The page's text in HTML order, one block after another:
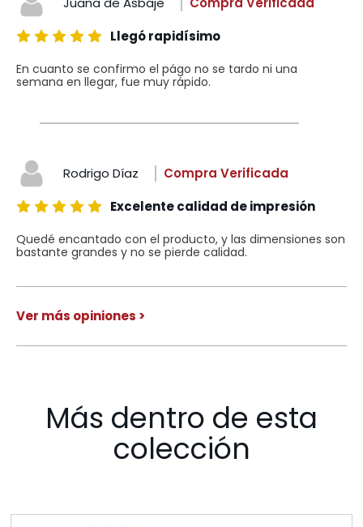
Llegó rapidísimo
En cuanto se confirmo el págo no se tardo ni una
semana en llegar, fue muy rápido.
Rodrigo Díaz
Compra Verificada
Excelente calidad de impresión
Quedé encantado con el producto, y las dimensiones son
bastante grandes y no se pierde calidad.
Ver más opiniones >
Más dentro de esta
colección